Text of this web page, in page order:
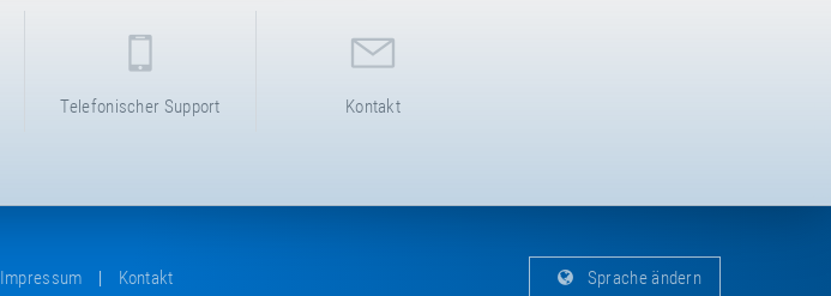
Telefonischer Support Kontakt
Impressum Kontakt Sprache ändern